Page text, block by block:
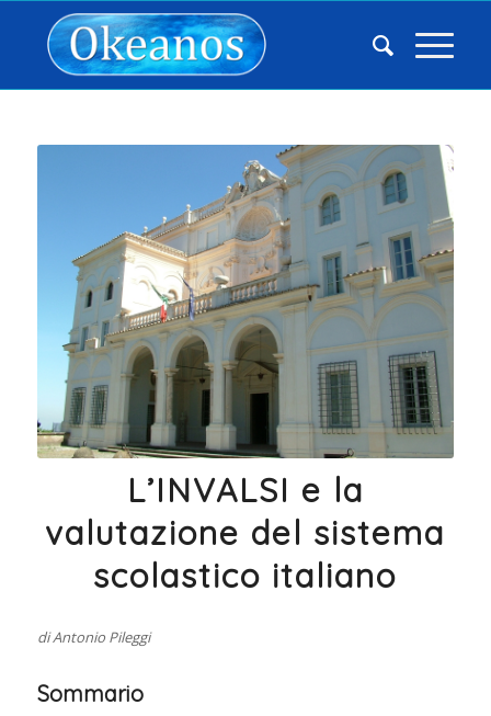
L’INVALSI e la
valutazione del sistema
scolastico italiano
di Antonio Pileggi
Sommario